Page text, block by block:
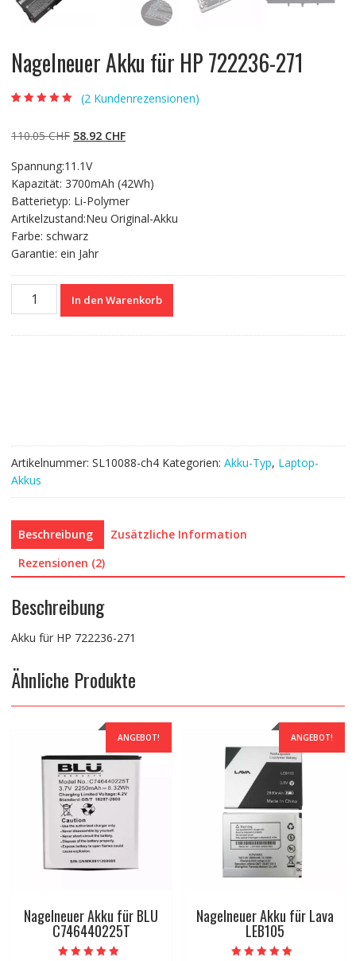
Nagelneuer Akku für HP 722236-271
basierend auf
Kundenbewertun
(2 Kundenrezensionen)
110.05CHF Ursprünglicher
war:
110.05 CHF
58.92 CHFAktueller
58.92 CHF.
Spannung:11.1V
Kapazität: 3700mAh (42Wh)
Batterietyp: Li-Polymer
Artikelzustand:Neu Original-Akku
Farbe: schwarz
Garantie: ein Jahr
Nagelneuer
In den Warenkorb
Artikelnummer: SL10088-ch4 Kategorien: Akku-Typ, Laptop-
Akkus
Beschreibung
Zusätzliche Information
Rezensionen (2)
Beschreibung
Akku für HP 722236-271
Ähnliche Produkte
ANGEBOT!
Nagelneuer Akku für BLU
C746440225T
ANGEBOT!
Nagelneuer Akku für Lava
LEB105